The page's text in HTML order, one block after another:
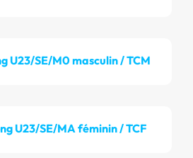
U23/SE/M0 masculin / TCM
U23/SE/MA féminin / TCF